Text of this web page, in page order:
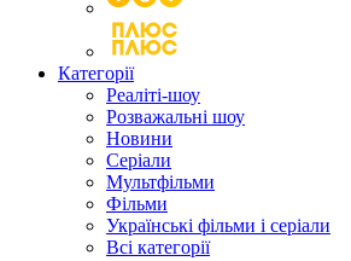
Категорії
Реаліті-шоу
Розважальні шоу
Новини
Серіали
Мультфільми
Фільми
Українські фільми і серіали
Всі категорії